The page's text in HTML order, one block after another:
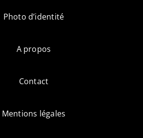
Photo d’identité
A propos
Contact
Mentions légales